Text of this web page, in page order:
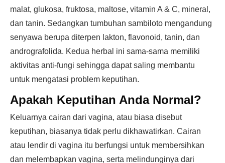
malat, glukosa, fruktosa, maltose, vitamin A & C, mineral,
dan tanin. Sedangkan tumbuhan sambiloto mengandung
senyawa berupa diterpen lakton, flavonoid, tanin, dan
andrografolida. Kedua herbal ini sama-sama memiliki
aktivitas anti-fungi sehingga dapat saling membantu
untuk mengatasi problem keputihan.
Apakah Keputihan Anda Normal?
Keluarnya cairan dari vagina, atau biasa disebut
keputihan, biasanya tidak perlu dikhawatirkan. Cairan
atau lendir di vagina itu berfungsi untuk membersihkan
dan melembapkan vagina, serta melindunginya dari